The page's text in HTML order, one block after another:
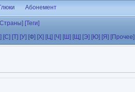
Абонемент
[Теги]
[С] [Т] [У] [Ф] [Х] [Ц] [Ч] [Ш] [Щ] [Э] [Ю] [Я] [Прочее]